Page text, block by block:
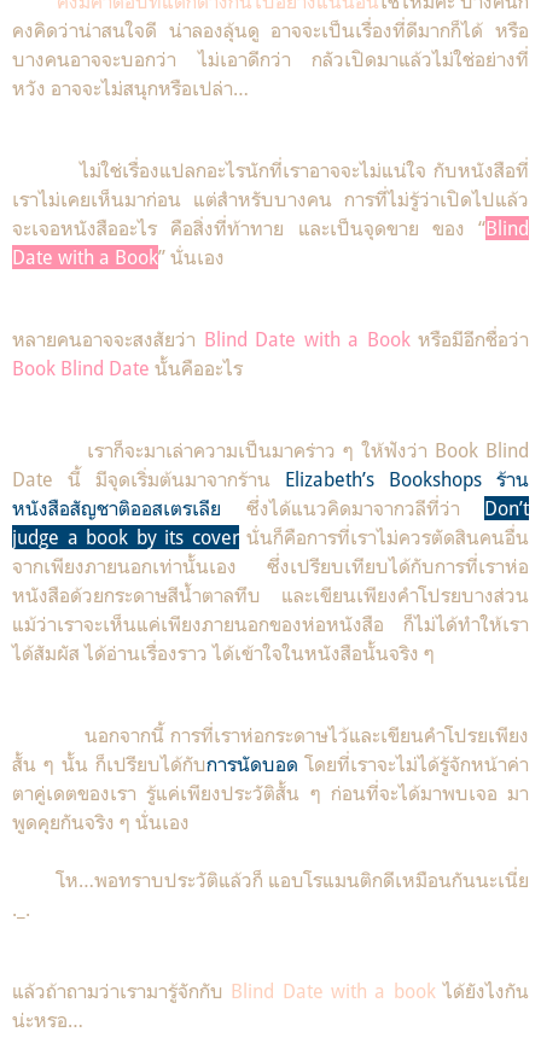
คงคิดว่าน่าสนใจดี น่าลองลุ้นดู อาจจะเป็นเรื่องที่ดีมากก็ได้ หรือ
บางคนอาจจะบอกว่า ไม่เอาดีกว่า กลัวเปิดมาแล้วไม่ใช่อย่างที่
หวัง อาจจะไม่สนุกหรือเปล่า…
ไม่ใช่เรื่องแปลกอะไรนักที่เราอาจจะไม่แน่ใจ กับหนังสือที่
เราไม่เคยเห็นมาก่อน แต่สำหรับบางคน การที่ไม่รู้ว่าเปิดไปแล้ว
จะเจอหนังสืออะไร คือสิ่งที่ท้าทาย และเป็นจุดขาย ของ “Blind
Date with a Book” นั่นเอง
หลายคนอาจจะสงสัยว่า Blind Date with a Bookหรือมีอีกชื่อว่า
Book Blind Date นั้นคืออะไร
เราก็จะมาเล่าความเป็นมาคร่าว ๆ ให้ฟังว่า Book Blind
Date นี้ มีจุดเริ่มต้นมาจากร้าน Elizabeth’s Bookshops ร้าน
หนังสือสัญชาติออสเตรเลีย ซึ่งได้แนวคิดมาจากวลีที่ว่า Don’t
judge a book by its coverนั่นก็คือการที่เราไม่ควรตัดสินคนอื่น
จากเพียงภายนอกเท่านั้นเอง ซึ่งเปรียบเทียบได้กับการที่เราห่อ
หนังสือด้วยกระดาษสีน้ำตาลทึบ และเขียนเพียงคำโปรยบางส่วน
แม้ว่าเราจะเห็นแค่เพียงภายนอกของห่อหนังสือ ก็ไม่ได้ทำให้เรา
ได้สัมผัส ได้อ่านเรื่องราว ได้เข้าใจในหนังสือนั้นจริง ๆ
นอกจากนี้ การที่เราห่อกระดาษไว้และเขียนคำโปรยเพียง
สั้น ๆ นั้น ก็เปรียบได้กับการนัดบอด โดยที่เราจะไม่ได้รู้จักหน้าค่า
ตาคู่เดตของเรา รู้แค่เพียงประวัติสั้น ๆ ก่อนที่จะได้มาพบเจอ มา
พูดคุยกันจริง ๆ นั่นเอง
โห…พอทราบประวัติแล้วก็ แอบโรแมนติกดีเหมือนกันนะเนี่ย
._.
แล้วถ้าถามว่าเรามารู้จักกับ Blind Date with a book ได้ยังไงกัน
น่ะหรอ…